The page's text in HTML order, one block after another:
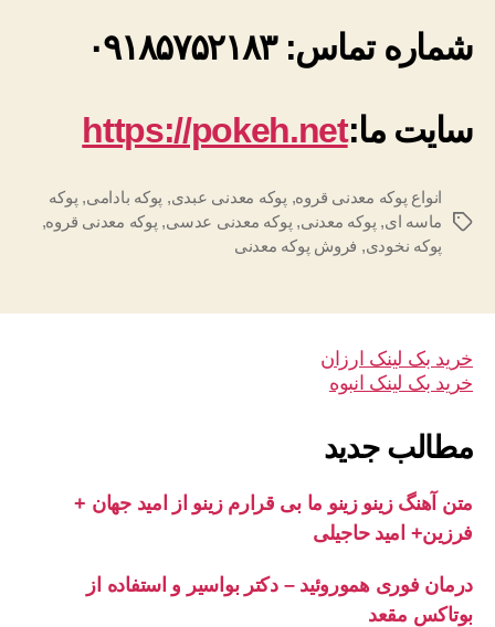
شماره تماس: ۰۹۱۸۵۷۵۲۱۸۳
سایت ما:https://pokeh.net
برچسب‌ها
انواع پوکه معدنی قروه, پوكه معدنی عبدی, پوکه بادامی, پوکه
ماسه ای, پوکه معدنی, پوکه معدنی عدسی, پوکه معدنی قروه,
پوکه نخودی, فروش پوکه معدنی
خرید بک لینک ارزان
خرید بک لینک انبوه
مطالب جدید
متن آهنگ زینو زینو ما بی قرارم زینو از امید جهان +
فرزین+ امید حاجیلی
درمان فوری هموروئید – دکتر بواسیر و استفاده از
بوتاکس مقعد